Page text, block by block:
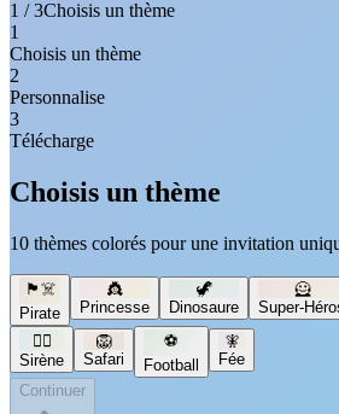
1 / 3Choisis un thème
1
Choisis un thème
2
Personnalise
3
Télécharge
Choisis un thème
10 thèmes colorés pour une invitation
🏴‍☠️
Pirate
👸
Princesse
🦖
Dinosaure
🦸
Super-
🧜‍♀️
Sirène
🦁
Safari
⚽
Football
🧚
Fée
Continuer